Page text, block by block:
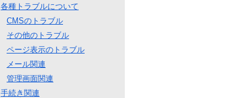
各種トラブルについて
CMSのトラブル
その他のトラブル
ページ表示のトラブル
メール関連
管理画面関連
手続き関連